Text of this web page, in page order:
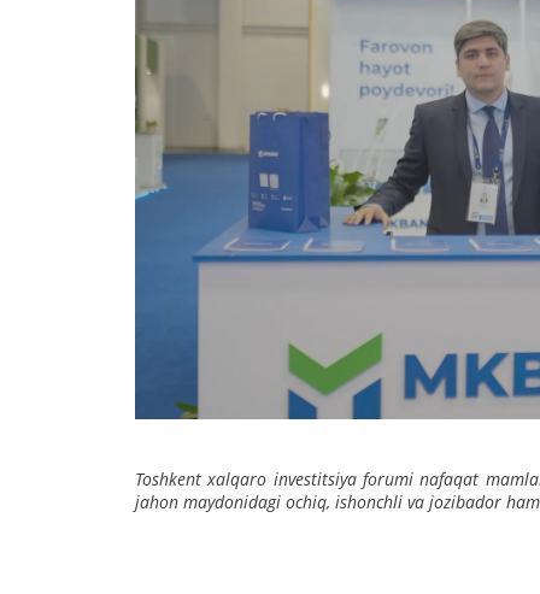
Toshkent xalqaro investitsiya forumi nafaqat
jahon maydonidagi ochiq, ishonchli va jozibador